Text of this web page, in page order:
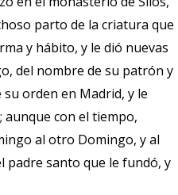
parto de la criatura que
y hábito, y le dió nuevas
del nombre de su patrón y
orden en Madrid, y le
con el tiempo,
al otro Domingo, y al
padre santo que le fundó, y